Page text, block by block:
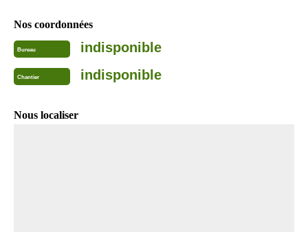
Nos coordonnées
Bureau indisponible
Chantier indisponible
Nous localiser